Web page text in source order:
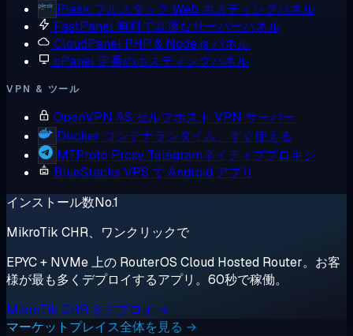
Plesk フルスタック Web ホスティングパネル
FastPanel無料で高速なサーバーパネル
CloudPanel PHP & Node.js パネル
cPanel 定番のホスティングパネル
VPN & ツール
OpenVPN AS セルフホスト VPN サーバー
Docker コンテナランタイム、すぐ使える
MTProto Proxy Telegramネイティブプロキシ
BlueStacks VPS で Android アプリ
インストール数No.1
MikroTik CHR、ワンクリックで
EPYC + NVMe 上の RouterOS Cloud Hosted Router。お客
様が最も多くデプロイするアプリ。60秒で稼働。
MikroTik CHR をデプロイ →
マーケットプレイス全体を見る →